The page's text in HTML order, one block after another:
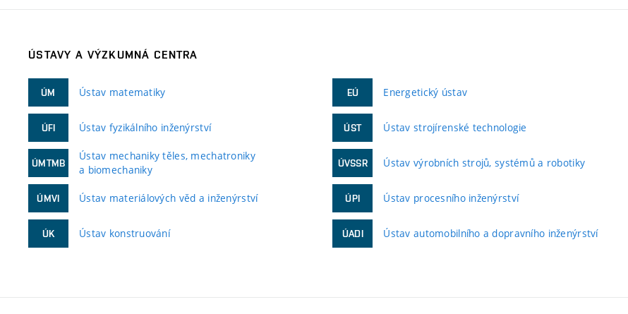
ÚSTAVY A VÝZKUMNÁ CENTRA
ÚM Ústav matematiky
ÚFI Ústav fyzikálního inženýrství
ÚMTMB
Ústav mechaniky těles, mechatroniky
a biomechaniky
ÚMVI Ústav materiálových věd a inženýrství
ÚK Ústav konstruování
EÚ Energetický ústav
ÚST Ústav strojírenské technologie
ÚVSSR Ústav výrobních strojů, systémů a robotiky
ÚPI Ústav procesního inženýrství
ÚADI Ústav automobilního a dopravního inženýrství